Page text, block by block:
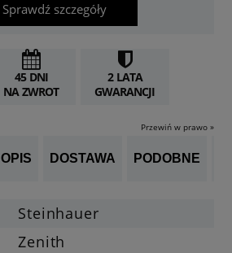
Sprawdź szczegóły
45 DNI
NA ZWROT
2 LATA
GWARANCJI
Przewiń w prawo »
OPIS DOSTAWA PODOBNE
Steinhauer
Zenith